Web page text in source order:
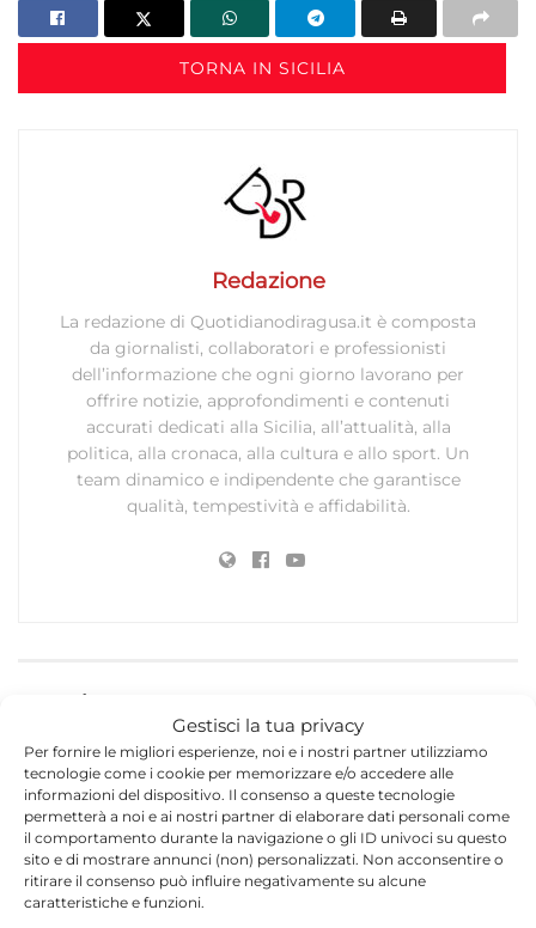
Gestisci la tua privacy
Per fornire le migliori esperienze, noi e i nostri partner utilizziamo
tecnologie come i cookie per memorizzare e/o accedere alle
informazioni del dispositivo. Il consenso a queste tecnologie
permetterà a noi e ai nostri partner di elaborare dati personali come
il comportamento durante la navigazione o gli ID univoci su questo
sito e di mostrare annunci (non) personalizzati. Non acconsentire o
ritirare il consenso può influire negativamente su alcune
caratteristiche e funzioni.
TORNA IN SICILIA
Redazione
La redazione di Quotidianodiragusa.it è composta
da giornalisti, collaboratori e professionisti
dell’informazione che ogni giorno lavorano per
offrire notizie, approfondimenti e contenuti
accurati dedicati alla Sicilia, all’attualità, alla
politica, alla cronaca, alla cultura e allo sport. Un
team dinamico e indipendente che garantisce
qualità, tempestività e affidabilità.
Lascia un commento
Il tuo indirizzo email non sarà pubblicato. I campi
obbligatori sono contrassegnati*
Commento *